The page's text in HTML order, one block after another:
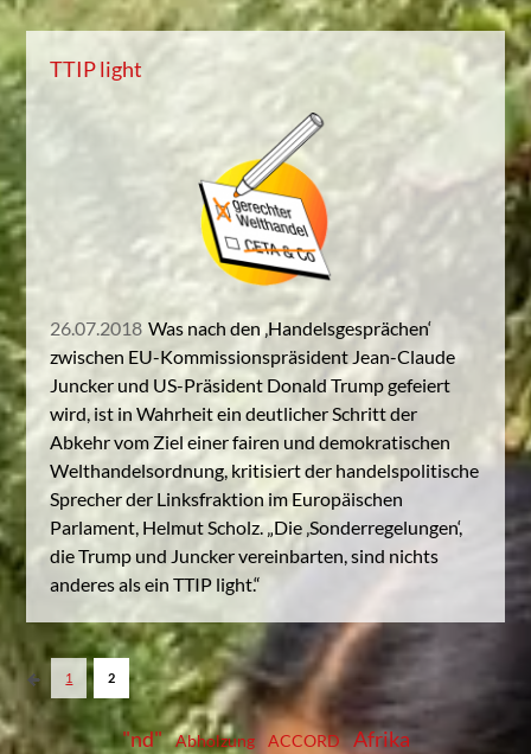
TTIP light
26.07.2018 Was nach den ‚Handelsgesprächen‘
zwischen EU-Kommissionspräsident Jean-Claude
Juncker und US-Präsident Donald Trump gefeiert
wird, ist in Wahrheit ein deutlicher Schritt der
Abkehr vom Ziel einer fairen und demokratischen
Welthandelsordnung, kritisiert der handelspolitische
Sprecher der Linksfraktion im Europäischen
Parlament, Helmut Scholz. „Die ‚Sonderregelungen‘,
die Trump und Juncker vereinbarten, sind nichts
anderes als ein TTIP light.“
1 2
"nd" Abholzung ACCORD Afrika